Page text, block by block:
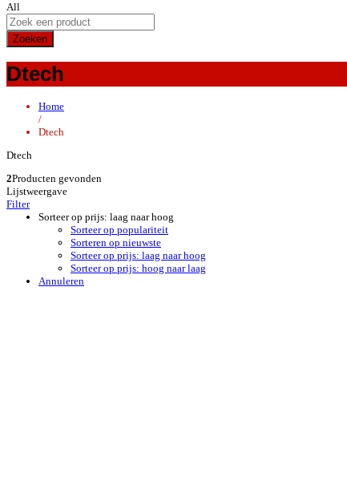
All
Zoeken
Dtech
Home
/
Dtech
Dtech
2Producten gevonden
Lijstweergave
Filter
Sorteer op prijs: laag naar hoog
Sorteer op populariteit
Sorteren op nieuwste
Sorteer op prijs: laag naar hoog
Sorteer op prijs: hoog naar laag
Annuleren